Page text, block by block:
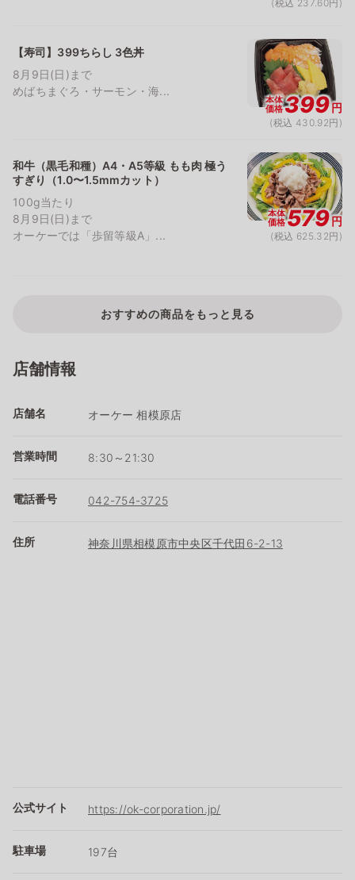
(税込 237.60円)
【寿司】399ちらし 3色丼
8月9日(日)まで
めばちまぐろ・サーモン・海...
本体
価格399円
(税込 430.92円)
和牛（黒毛和種）A4・A5等級 もも肉 極う
すぎり（1.0〜1.5mmカット）
100g当たり
8月9日(日)まで
オーケーでは「歩留等級A」...
本体
価格579円
(税込 625.32円)
おすすめの商品をもっと見る
店舗情報
店舗名 オーケー 相模原店
営業時間 8:30～21:30
電話番号 042-754-3725
住所 神奈川県相模原市中央区千代田6-2-13
公式サイト https://ok-corporation.jp/
駐車場 197台